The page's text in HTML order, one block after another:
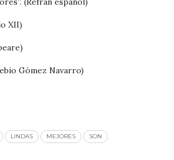
XII)
Gómez Navarro)
LINDAS MEJORES SON